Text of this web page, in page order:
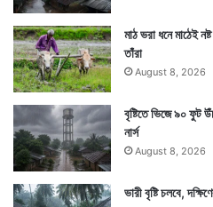
মাঠ ভরা ধনে মাঠেই
তাঁরা
August 8, 2026
বৃষ্টিতে ভিজে ৯০ ফুট
নার্স
August 8, 2026
ভারী বৃষ্টি চলবে,